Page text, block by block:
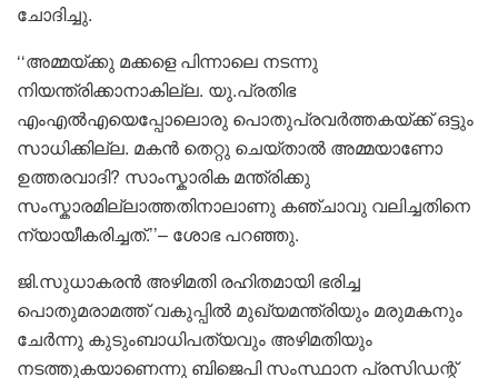
ചോദിച്ചു.
‘‘അമ്മയ്ക്കു മക്കളെ പിന്നാലെ നടന്നു
നിയന്ത്രിക്കാനാകില്ല. യു.പ്രതിഭ
എംഎൽഎയെപ്പോലൊരു പൊതുപ്രവർത്തകയ്ക്ക് ഒട്ടും
സാധിക്കില്ല. മകൻ തെറ്റു ചെയ്താൽ അമ്മയാണോ
ഉത്തരവാദി? സാംസ്കാരിക മന്ത്രിക്കു
സംസ്കാരമില്ലാത്തതിനാലാണു കഞ്ചാവു വലിച്ചതിനെ
ന്യായീകരിച്ചത്.’’– ശോഭ പറഞ്ഞു.
ജി.സുധാകരൻ അഴിമതി രഹിതമായി ഭരിച്ച
പൊതുമരാമത്ത് വകുപ്പിൽ മുഖ്യമന്ത്രിയും മരുമകനും
ചേർന്നു കുടുംബാധിപത്യവും അഴിമതിയും
നടത്തുകയാണെന്നു ബിജെപി സംസ്ഥാന പ്രസിഡന്റ്